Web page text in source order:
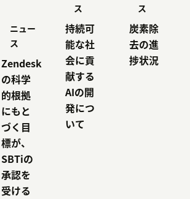
ニュー
ス
Zendesk
の科学
的根拠
にもと
づく目
標が、
SBTiの
承認を
受ける
ス
持続可
能な社
会に貢
献する
AIの開
発につ
いて
ス
炭素除
去の進
捗状況